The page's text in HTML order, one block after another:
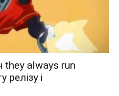
they always run
і